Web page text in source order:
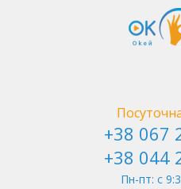
+38 067
+38 044
Пн-пт: c